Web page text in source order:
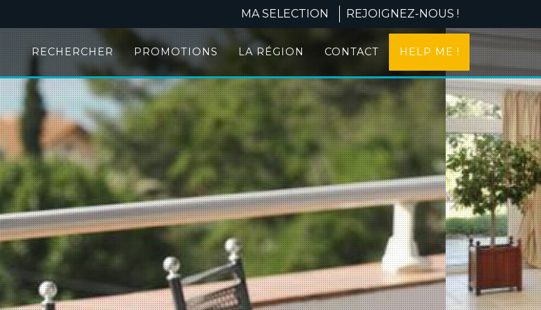
MA SELECTION REJOIGNEZ-NOUS !
RECHERCHER PROMOTIONS LA RÉGION CONTACT HELP ME !